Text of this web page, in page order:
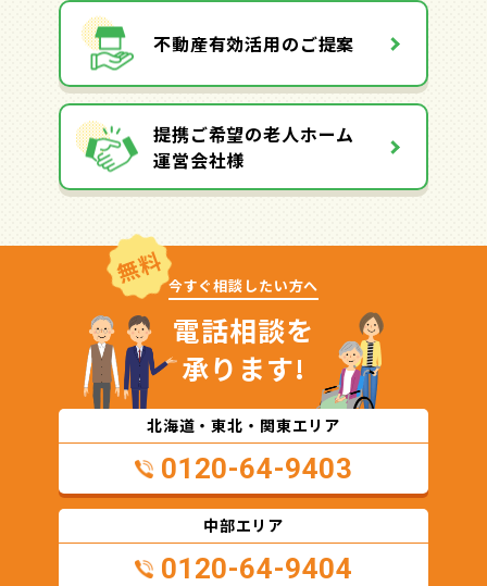
不動産有効活用のご提案
提携ご希望の老人ホーム
運営会社様
無料 今すぐ相談したい方へ
電話相談を
承ります!
北海道・東北・関東エリア
0120-64-9403
中部エリア
0120-64-9404